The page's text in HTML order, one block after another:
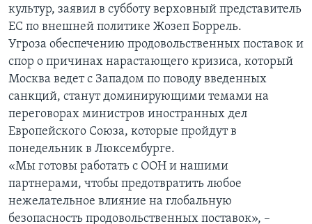
культур, заявил в субботу верховный представитель
ЕС по внешней политике Жозеп Боррель.
Угроза обеспечению продовольственных поставок и
спор о причинах нарастающего кризиса, который
Москва ведет с Западом по поводу введенных
санкций, станут доминирующими темами на
переговорах министров иностранных дел
Европейского Союза, которые пройдут в
понедельник в Люксембурге.
«Мы готовы работать с ООН и нашими
партнерами, чтобы предотвратить любое
нежелательное влияние на глобальную
безопасность продовольственных поставок», –